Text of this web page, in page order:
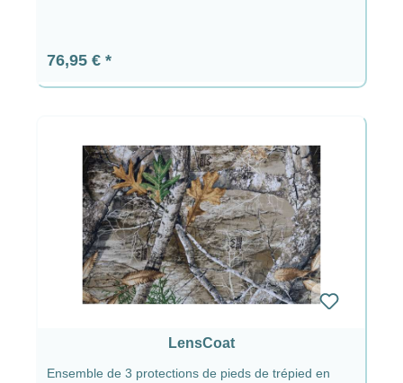
Prix régulier :
76,95 €
LensCoat
Ensemble de 3 protections de pieds de trépied en